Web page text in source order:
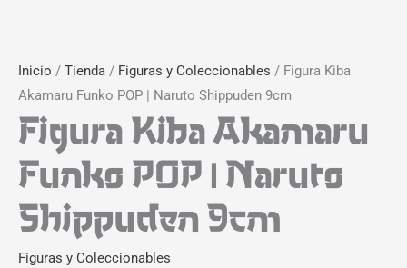
Inicio / Tienda / Figuras y Coleccionables / Figura Kiba
Akamaru Funko POP | Naruto Shippuden 9cm
Figura Kiba Akamaru
Funko POP | Naruto
Shippuden 9cm
Figuras y Coleccionables